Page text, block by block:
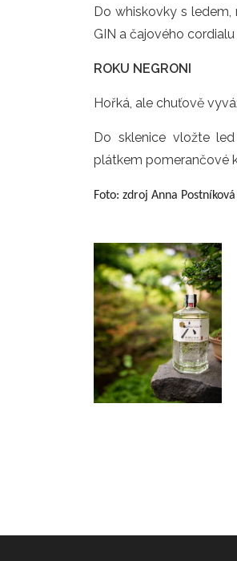
Do whiskovky s
GIN a čajového
ROKU NEGRONI
Hořká, ale chuťově
Do sklenice vložte
plátkem pomerančové
Foto: zdroj Anna Postníková